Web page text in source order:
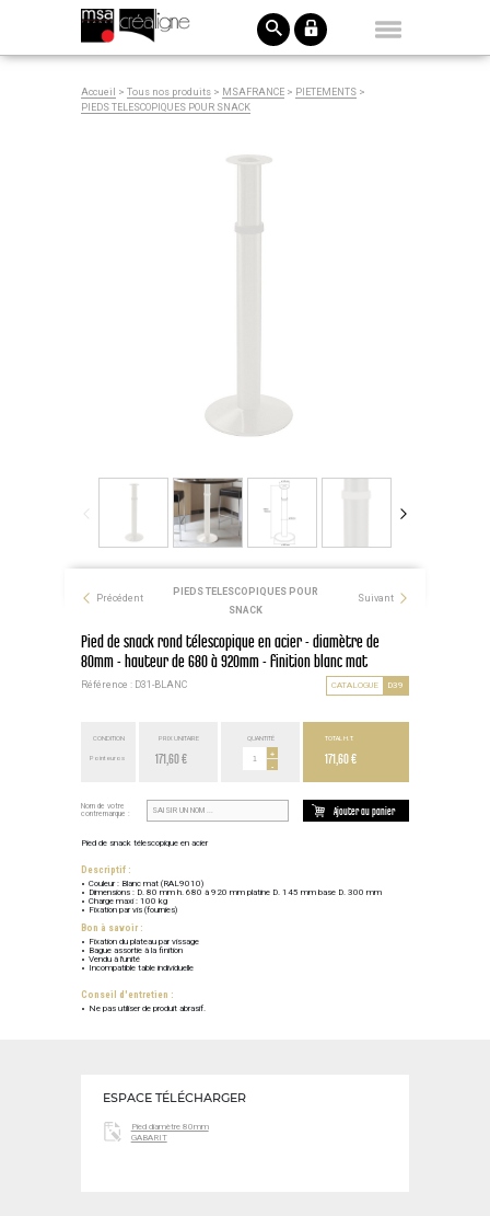
Accueil > Tous nos produits > MSAFRANCE > PIETEMENTS >
PIEDS TELESCOPIQUES POUR SNACK
Précédent
PIEDS TELESCOPIQUES POUR
SNACK
Suivant
Pied de snack rond télescopique en acier - diamètre de
80mm - hauteur de 680 à 920mm - finition blanc mat
Référence : D31-BLANC CATALOGUE D39
CONDITION
Point euros
PRIX UNITAIRE
171,60 €
QUANTITÉ
+
-
TOTAL H.T.
171,60 €
Nom de votre
contremarque :
Ajouter au panier
Pied de snack télescopique en acier
Descriptif :
Couleur : Blanc mat (RAL9010)
Dimensions : D. 80 mm h. 680 à 920 mm platine D. 145 mm base D. 300 mm
Charge maxi : 100 kg
Fixation par vis (fournies)
Bon à savoir :
Fixation du plateau par vissage
Bague assortie à la finition
Vendu à l'unité
Incompatible table individuelle
Conseil d'entretien :
Ne pas utiliser de produit abrasif.
ESPACE TÉLÉCHARGER
Pied diamètre 80mm
GABARIT